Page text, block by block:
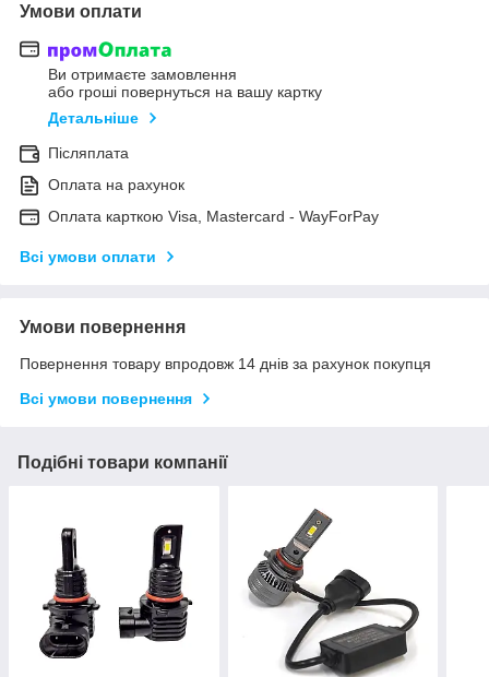
Умови оплати
Ви отримаєте замовлення
або гроші повернуться на вашу картку
Детальніше
Післяплата
Оплата на рахунок
Оплата карткою Visa, Mastercard - WayForPay
Всі умови оплати
Умови повернення
Повернення товару впродовж 14 днів за рахунок покупця
Всі умови повернення
Подібні товари компанії